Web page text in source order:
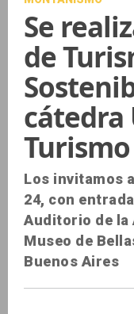
Se
de
cátedra
Los invitamos
24, con
Auditorio de la
Museo de
Buenos Aires